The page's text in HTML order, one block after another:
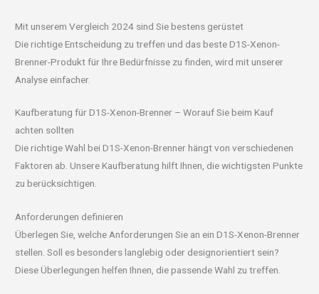
Mit unserem Vergleich 2024 sind Sie bestens gerüstet
Die richtige Entscheidung zu treffen und das beste D1S-Xenon-
Brenner-Produkt für Ihre Bedürfnisse zu finden, wird mit unserer
Analyse einfacher.
Kaufberatung für D1S-Xenon-Brenner – Worauf Sie beim Kauf
achten sollten
Die richtige Wahl bei D1S-Xenon-Brenner hängt von verschiedenen
Faktoren ab. Unsere Kaufberatung hilft Ihnen, die wichtigsten Punkte
zu berücksichtigen.
Anforderungen definieren
Überlegen Sie, welche Anforderungen Sie an ein D1S-Xenon-Brenner
stellen. Soll es besonders langlebig oder designorientiert sein?
Diese Überlegungen helfen Ihnen, die passende Wahl zu treffen.